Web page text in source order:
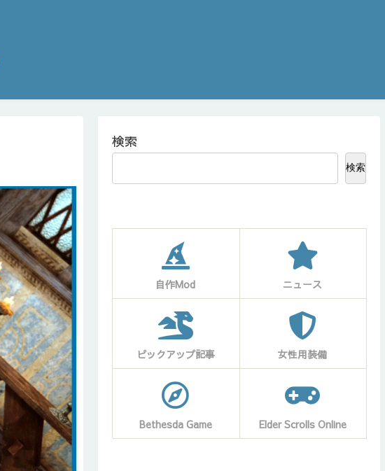
検索
検索
自作Mod ニュース
ピックアップ記事 女性用装備
Bethesda Game Elder Scrolls Online